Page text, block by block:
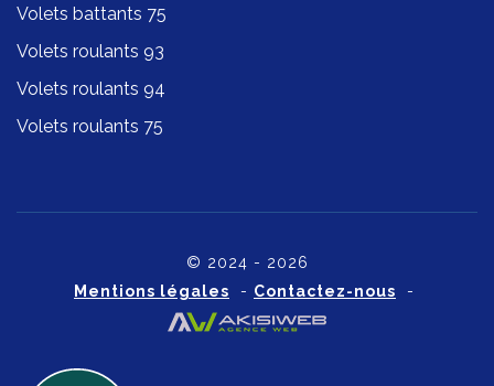
Volets battants 75
Volets roulants 93
Volets roulants 94
Volets roulants 75
© 2024 - 2026
Mentions légales - Contactez-nous -